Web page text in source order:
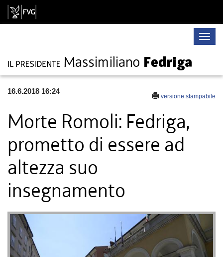
Toggle
versione stampabile
16.6.2018 16:24
Morte Romoli: Fedriga,
prometto di essere ad
altezza suo
insegnamento